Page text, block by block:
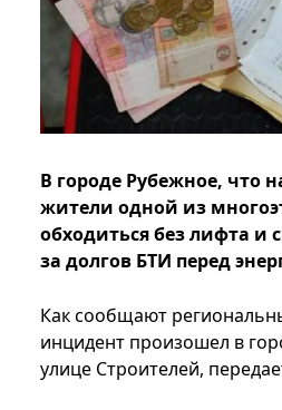
В городе Рубежное, что
жители одной из
обходиться без лифта и
за долгов БТИ перед
Как сообщают
инцидент произошел в
улице Строителей,